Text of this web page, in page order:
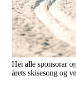
Hei alle sponsorar
årets skisesong og